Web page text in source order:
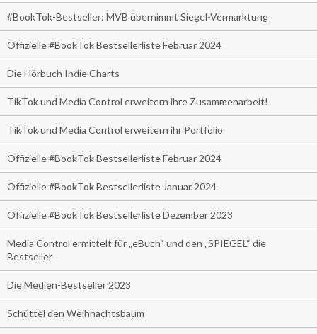
#BookTok-Bestseller: MVB übernimmt Siegel-Vermarktung
Offizielle #BookTok Bestsellerliste Februar 2024
Die Hörbuch Indie Charts
TikTok und Media Control erweitern ihre Zusammenarbeit!
TikTok und Media Control erweitern ihr Portfolio
Offizielle #BookTok Bestsellerliste Februar 2024
Offizielle #BookTok Bestsellerliste Januar 2024
Offizielle #BookTok Bestsellerliste Dezember 2023
Media Control ermittelt für „eBuch“ und den „SPIEGEL“ die
Bestseller
Die Medien-Bestseller 2023
Schüttel den Weihnachtsbaum